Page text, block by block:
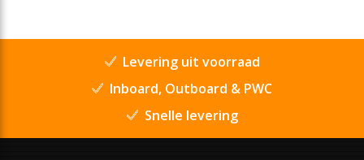
Levering uit voorraad
Inboard, Outboard & PWC
Snelle levering